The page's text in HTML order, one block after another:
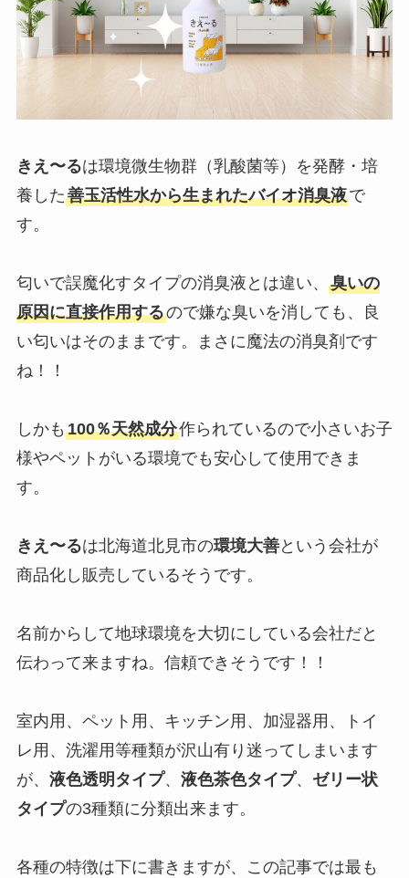
きえ〜るは環境微⽣物群（乳酸菌等）を発酵・培
養した善⽟活性⽔から⽣まれたバイオ消臭液で
す。
匂いで誤魔化すタイプの消臭液とは違い、 臭いの
原因に直接作用するので嫌な臭いを消しても、良
い匂いはそのままです。まさに魔法の消臭剤です
ね！！
しかも 100％天然成分作られているので小さいお子
様やペットがいる環境でも安心して使用できま
す。
きえ〜るは北海道北見市の環境大善という会社が
商品化し販売しているそうです。
名前からして地球環境を大切にしている会社だと
伝わって来ますね。信頼できそうです！！
室内用、ペット用、キッチン用、加湿器用、トイ
レ用、洗濯用等種類が沢山有り迷ってしまいます
が、 液色透明タイプ、 液色茶色タイプ、 ゼリー状
タイプの3種類に分類出来ます。
各種の特徴は下に書きますが、この記事では最も